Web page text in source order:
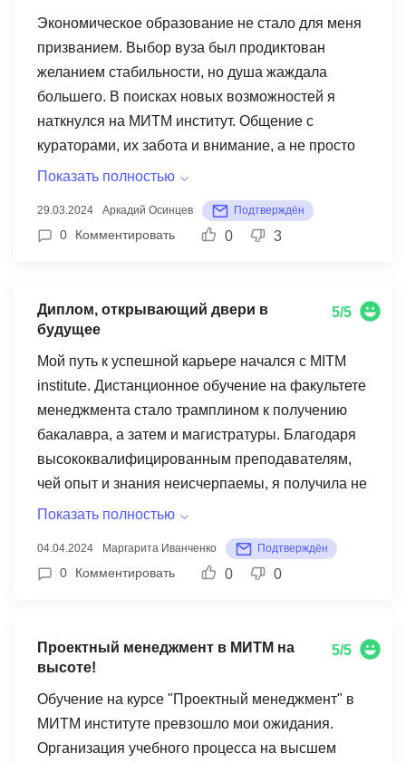
Экономическое образование не стало для меня
призванием. Выбор вуза был продиктован
желанием стабильности, но душа жаждала
большего. В поисках новых возможностей я
наткнулся на МИТМ институт. Общение с
кураторами, их забота и внимание, а не просто
навязывание услуг, подкупали. Выбором стала
сфера, к которой я всегда тянулся.
Показать полностью
29.03.2024 Аркадий Осинцев Подтверждён
0 Комментировать 0 3
Диплом, открывающий двери в
будущее
5/5
Мой путь к успешной карьере начался с MITM
institute. Дистанционное обучение на факультете
менеджмента стало трамплином к получению
бакалавра, а затем и магистратуры. Благодаря
высококвалифицированным преподавателям,
чей опыт и знания неисчерпаемы, я получила не
только теоретические основы, но и ценные
шагаю по карьерной лестнице, не сомневаясь в
своем будущем.
Показать полностью
04.04.2024 Маргарита Иванченко Подтверждён
0 Комментировать 0 0
Проектный менеджмент в МИТМ на
высоте!
5/5
Обучение на курсе "Проектный менеджмент" в
МИТМ институте превзошло мои ожидания.
Организация учебного процесса на высшем